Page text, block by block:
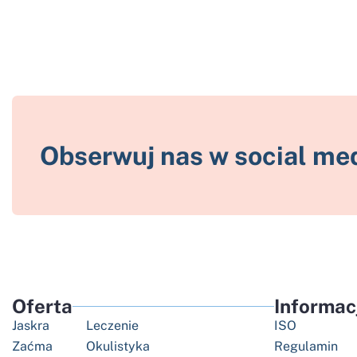
Obserwuj nas w social
Oferta
Jaskra
Zaćma
Leczenie
Okulistyka
ISO
Regulamin